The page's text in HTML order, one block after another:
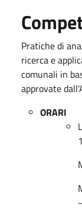
Pratiche di
ricerca e
comunali in
approvate
ORARI